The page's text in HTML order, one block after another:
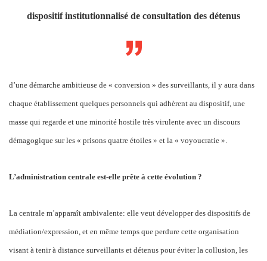
dispositif institutionnalisé de consultation des détenus
d’une démarche ambitieuse de « conversion » des surveillants, il y aura dans
chaque établissement quelques personnels qui adhèrent au dispositif, une
masse qui regarde et une minorité hostile très virulente avec un discours
démagogique sur les « prisons quatre étoiles » et la « voyoucratie ».
L’administration centrale est-elle prête à cette évolution ?
La centrale m’apparaît ambivalente: elle veut développer des dispositifs de
médiation/expression, et en même temps que perdure cette organisation
visant à tenir à distance surveillants et détenus pour éviter la collusion, les